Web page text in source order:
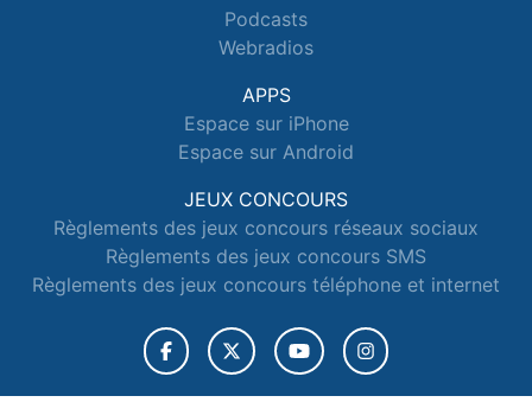
Podcasts
Webradios
APPS
Espace sur iPhone
Espace sur Android
JEUX CONCOURS
Règlements des jeux concours réseaux sociaux
Règlements des jeux concours SMS
Règlements des jeux concours téléphone et internet